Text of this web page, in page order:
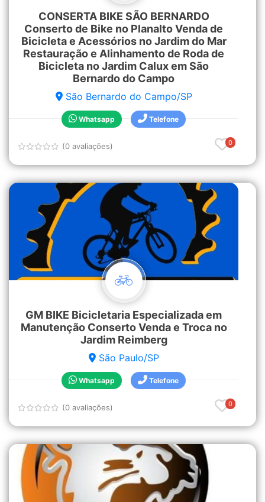
CONSERTA BIKE SÃO BERNARDO
Conserto de Bike no Planalto Venda de
Bicicleta e Acessórios no Jardim do Mar
Restauração e Alinhamento de Roda de
Bicicleta no Jardim Calux em São
Bernardo do Campo
São Bernardo do Campo/SP
Whatsapp Telefone
(0 avaliações) 0
GM BIKE Bicicletaria Especializada em
Manutenção Conserto Venda e Troca no
Jardim Reimberg
São Paulo/SP
Whatsapp Telefone
(0 avaliações) 0